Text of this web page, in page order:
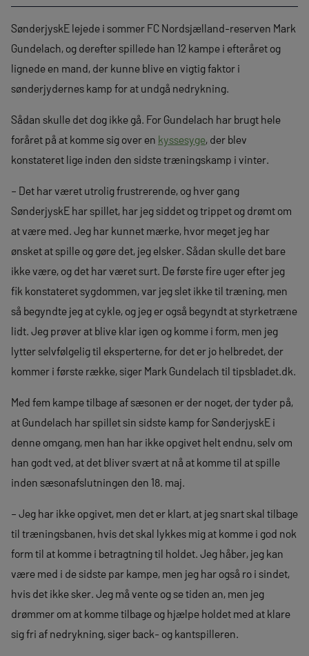
SønderjyskE lejede i sommer FC Nordsjælland-reserven Mark
Gundelach, og derefter spillede han 12 kampe i efteråret og
lignede en mand, der kunne blive en vigtig faktor i
sønderjydernes kamp for at undgå nedrykning.
Sådan skulle det dog ikke gå. For Gundelach har brugt hele
foråret på at komme sig over en kyssesyge, der blev
konstateret lige inden den sidste træningskamp i vinter.
– Det har været utrolig frustrerende, og hver gang
SønderjyskE har spillet, har jeg siddet og trippet og drømt om
at være med. Jeg har kunnet mærke, hvor meget jeg har
ønsket at spille og gøre det, jeg elsker. Sådan skulle det bare
ikke være, og det har været surt. De første fire uger efter jeg
fik konstateret sygdommen, var jeg slet ikke til træning, men
så begyndte jeg at cykle, og jeg er også begyndt at styrketræne
lidt. Jeg prøver at blive klar igen og komme i form, men jeg
lytter selvfølgelig til eksperterne, for det er jo helbredet, der
kommer i første række, siger Mark Gundelach til tipsbladet.dk.
Med fem kampe tilbage af sæsonen er der noget, der tyder på,
at Gundelach har spillet sin sidste kamp for SønderjyskE i
denne omgang, men han har ikke opgivet helt endnu, selv om
han godt ved, at det bliver svært at nå at komme til at spille
inden sæsonafslutningen den 18. maj.
– Jeg har ikke opgivet, men det er klart, at jeg snart skal tilbage
til træningsbanen, hvis det skal lykkes mig at komme i god nok
form til at komme i betragtning til holdet. Jeg håber, jeg kan
være med i de sidste par kampe, men jeg har også ro i sindet,
hvis det ikke sker. Jeg må vente og se tiden an, men jeg
drømmer om at komme tilbage og hjælpe holdet med at klare
sig fri af nedrykning, siger back- og kantspilleren.